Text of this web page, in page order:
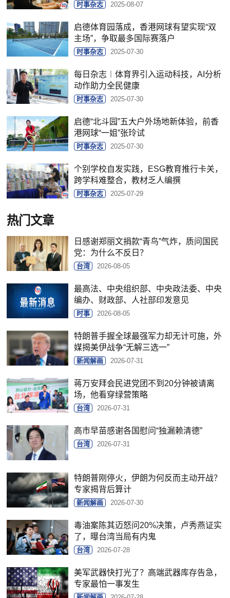
时事杂志 2025-08-07
启德体育园落成，香港网球有望实现“双
主场”，争取最多国际赛落户
时事杂志 2025-07-30
每日杂志︱体育界引入运动科技，AI分析
动作助力全民健康
时事杂志 2025-07-30
启德“北斗园”五大户外场地新体验，前香
港网球“一姐”张玲试
时事杂志 2025-07-30
个别学校自发实践，ESG教育推行卡关，
跨学科难整合，教材乏人编撰
时事杂志 2025-07-29
热门文章
日感谢郑丽文捐款“青鸟”气炸，质问国民
党：为什么不反日？
台湾 2026-08-05
最高法、中央组织部、中央政法委、中央
编办、财政部、人社部印发意见
时事 2026-08-05
特朗普手握全球最强军力却无计可施，外
媒揭美伊战争“无解三选一”
新闻解画 2026-07-31
蒋万安拜会民进党团不到20分钟被请离
场，他看穿绿营策略
台湾 2026-07-31
高市早苗感谢各国慰问“独漏赖清德”
台湾 2026-07-31
特朗普刚停火，伊朗为何反而主动开战？
专家揭背后算计
新闻解画 2026-07-30
毒油案陈其迈怒问20%决策，卢秀燕证实
了，曝台湾当局有内鬼
台湾 2026-07-28
美军武器快打光了？高端武器库存告急，
专家最怕一事发生